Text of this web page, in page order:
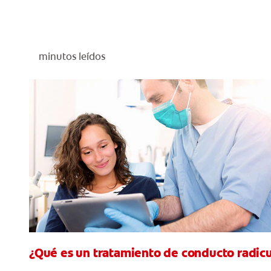
minutos leídos
¿Qué es un tratamiento de conducto